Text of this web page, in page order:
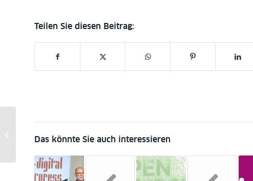
Das könnte Sie auch interessieren
September 2017